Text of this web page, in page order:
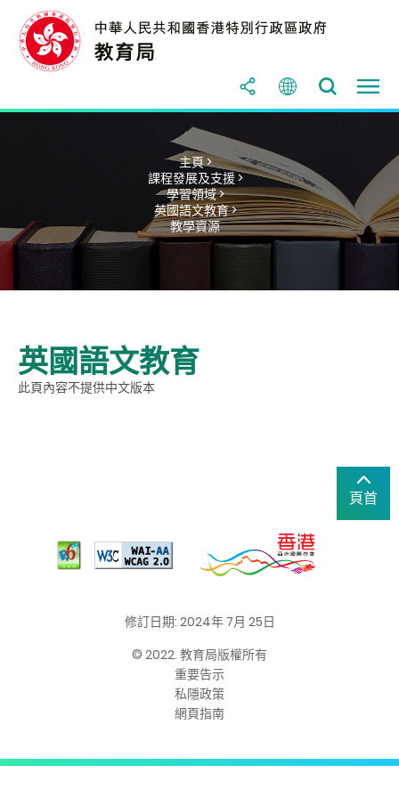
主頁 >
課程發展及支援 >
學習領域 >
英國語文教育 >
教學資源
英國語文教育
此頁內容不提供中文版本
頁首
修訂日期: 2024年 7月 25日
© 2022. 教育局版權所有
重要告示
私隱政策
網頁指南